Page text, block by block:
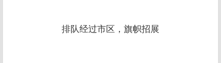
排队经过市区，旗帜招展